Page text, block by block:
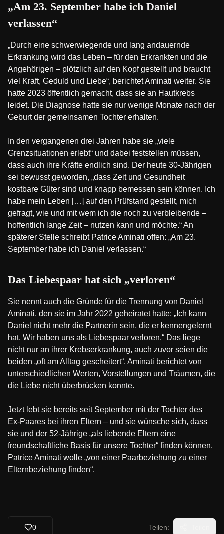
„Am 23. September habe ich Daniel
verlassen“
„Durch eine schwerwiegende und lang andauernde
Erkrankung wird das Leben – für den Erkrankten und die
Angehörigen – plötzlich auf den Kopf gestellt und braucht
viel Kraft, Geduld und Liebe“, berichtet Aminati weiter. Sie
hatte 2023 öffentlich gemacht, dass sie an Hautkrebs
leidet. Die Diagnose hatte sie nur wenige Monate nach der
Geburt der gemeinsamen Tochter erhalten.
In den vergangenen drei Jahren habe sie „viele
Grenzsituationen erlebt“ und dabei feststellen müssen,
dass auch ihre Kräfte endlich sind. Der heute 30-Jährigen
sei bewusst geworden, „dass Zeit und Gesundheit
kostbare Güter sind und knapp bemessen sein können. Ich
habe mein Leben […] auf den Prüfstand gestellt, mich
gefragt, wie und mit wem ich die noch zu verbleibende –
hoffentlich lange Zeit – nutzen kann und möchte.“ An
späterer Stelle schreibt Patrice Aminati offen: „Am 23.
September habe ich Daniel verlassen.“
Das Liebespaar hat sich „verloren“
Sie nennt auch die Gründe für die Trennung von Daniel
Aminati, den sie im Jahr 2022 geheiratet hatte: „Ich kann
Daniel nicht mehr die Partnerin sein, die er kennengelernt
hat. Wir haben uns als Liebespaar verloren.“ Das liege
nicht nur an ihrer Krebserkrankung, auch zuvor seien die
beiden „oft am Alltag gescheitert“. Aminati berichtet von
unterschiedlichen Werten, Vorstellungen und Träumen, die
die Liebe nicht überbrücken konnte.
Jetzt lebt sie bereits seit September mit der Tochter des
Ex-Paares bei ihren Eltern – und sie wünsche sich, dass
sie und der 52-Jährige „als liebende Eltern eine
freundschaftliche Basis für unsere Tochter“ finden können.
Patrice Aminati wolle „von einer Paarbeziehung zu einer
Elternbeziehung finden“.
0 Teilen: